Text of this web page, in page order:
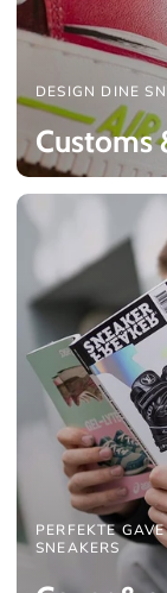
DESIGN DINE
Customs
PERFEKTE